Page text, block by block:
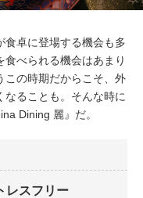
食卓に登場する機会も多
べられる機会はあまり
この時期だからこそ、外
なることも。そんな時に
Dining 麗』だ。
レスフリー